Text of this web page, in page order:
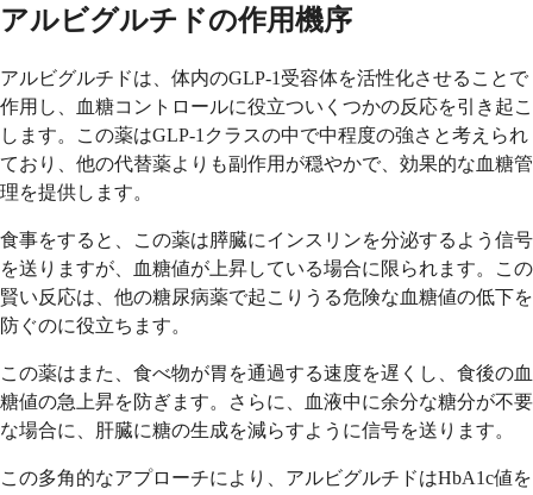
アルビグルチドの作用機序
アルビグルチドは、体内のGLP-1受容体を活性化させることで
作用し、血糖コントロールに役立ついくつかの反応を引き起こ
します。この薬はGLP-1クラスの中で中程度の強さと考えられ
ており、他の代替薬よりも副作用が穏やかで、効果的な血糖管
理を提供します。
食事をすると、この薬は膵臓にインスリンを分泌するよう信号
を送りますが、血糖値が上昇している場合に限られます。この
賢い反応は、他の糖尿病薬で起こりうる危険な血糖値の低下を
防ぐのに役立ちます。
この薬はまた、食べ物が胃を通過する速度を遅くし、食後の血
糖値の急上昇を防ぎます。さらに、血液中に余分な糖分が不要
な場合に、肝臓に糖の生成を減らすように信号を送ります。
この多角的なアプローチにより、アルビグルチドはHbA1c値を